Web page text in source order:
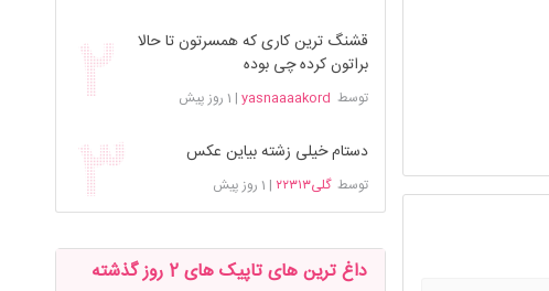
قشنگ ترین کاری که همسرتون تا حالا
براتون کرده چی بوده
توسط yasnaaaakord
| 1 روز پیش
دستام خیلی زشته بیاین عکس
توسطگلی۲۲۳۱۳ | 1 روز پیش
داغ ترین های تاپیک های 2 روز گذشته